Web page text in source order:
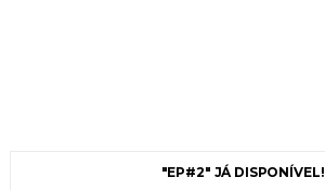
"EP#2" JÁ DISPONÍVEL!